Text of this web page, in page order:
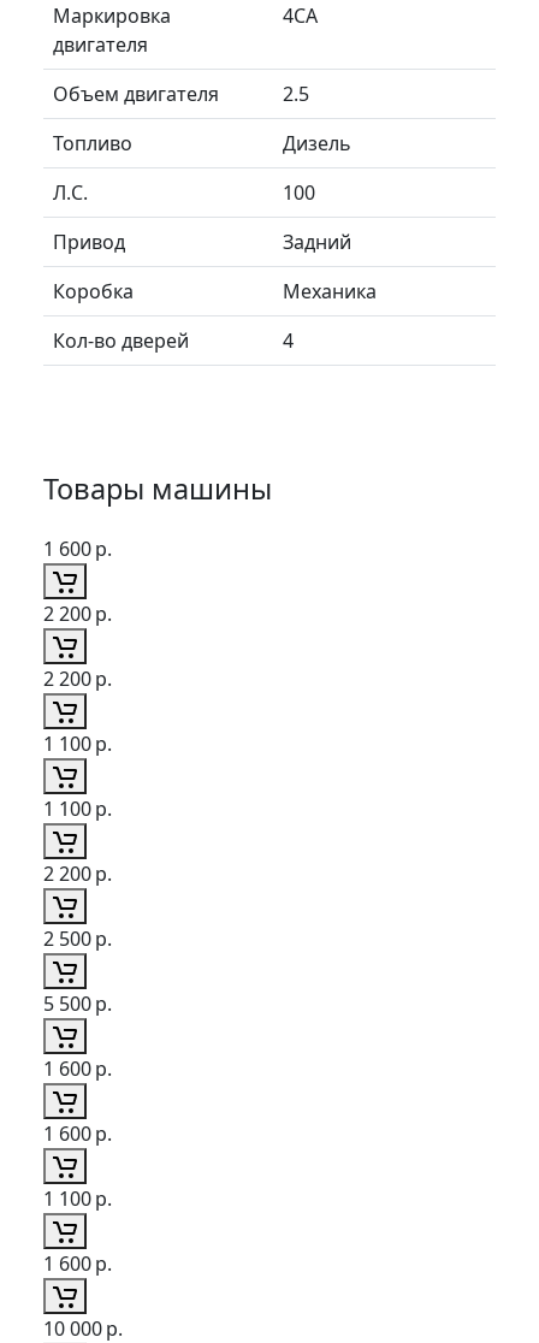
Маркировка
двигателя
4CA
Объем двигателя
2.5
Топливо
Дизель
Л.C.
100
Привод
Задний
Коробка
Механика
Кол-во дверей
4
Товары машины
1 600р.
2 200р.
2 200р.
1 100р.
1 100р.
2 200р.
2 500р.
5 500р.
1 600р.
1 600р.
1 100р.
1 600р.
10 000р.